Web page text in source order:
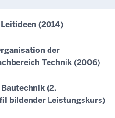
(2014)
der
Technik (2006)
(2.
bildender Leistungskurs)